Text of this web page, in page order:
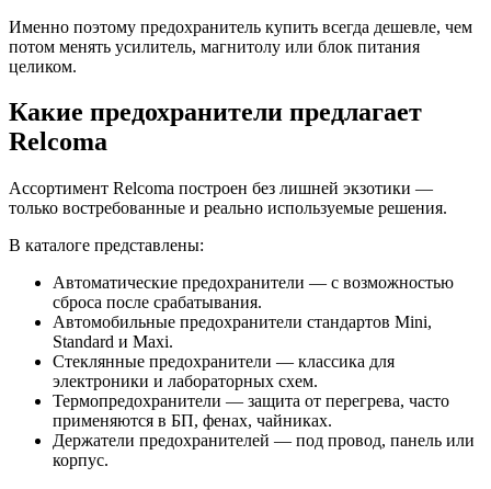
Именно поэтому предохранитель купить всегда дешевле, чем
потом менять усилитель, магнитолу или блок питания
целиком.
Какие предохранители предлагает
Relcoma
Ассортимент Relcoma построен без лишней экзотики —
только востребованные и реально используемые решения.
В каталоге представлены:
Автоматические предохранители — с возможностью
сброса после срабатывания.
Автомобильные предохранители стандартов Mini,
Standard и Maxi.
Стеклянные предохранители — классика для
электроники и лабораторных схем.
Термопредохранители — защита от перегрева, часто
применяются в БП, фенах, чайниках.
Держатели предохранителей — под провод, панель или
корпус.